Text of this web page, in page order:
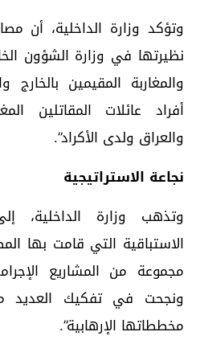
وتؤكد وزارة الداخلية، أن
نظيرتها في وزارة الشؤون
والمغاربة المقيمين بالخارج
أفراد عائلات المقاتلين
والعراق ولدى الأكراد”.
نجاعة الاستراتيجية
وتذهب وزارة الداخلية،
الاستباقية التي قامت بها
مجموعة من المشاريع
ونجحت في تفكيك العديد
مخططاتها الإرهابية”.